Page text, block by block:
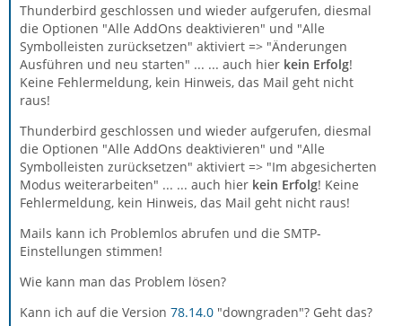
Thunderbird geschlossen und wieder aufgerufen, diesmal
die Optionen "Alle AddOns deaktivieren" und "Alle
Symbolleisten zurücksetzen" aktiviert => "Änderungen
Ausführen und neu starten" ... ... auch hier kein Erfolg!
Keine Fehlermeldung, kein Hinweis, das Mail geht nicht
raus!
Thunderbird geschlossen und wieder aufgerufen, diesmal
die Optionen "Alle AddOns deaktivieren" und "Alle
Symbolleisten zurücksetzen" aktiviert => "Im abgesicherten
Modus weiterarbeiten" ... ... auch hier kein Erfolg! Keine
Fehlermeldung, kein Hinweis, das Mail geht nicht raus!
Mails kann ich Problemlos abrufen und die SMTP-
Einstellungen stimmen!
Wie kann man das Problem lösen?
Kann ich auf die Version 78.14.0 "downgraden"? Geht das?